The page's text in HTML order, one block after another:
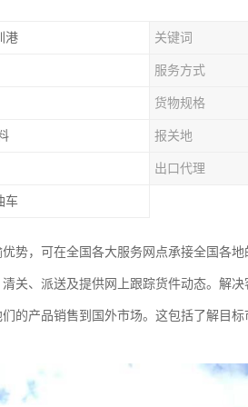
港 关键词
服务方式
货物规格
报关地
出口代理
车
势，可在全国各大服务网点承接全国各
关、派送及提供网上跟踪货件动态。解
的产品销售到国外市场。这包括了解目